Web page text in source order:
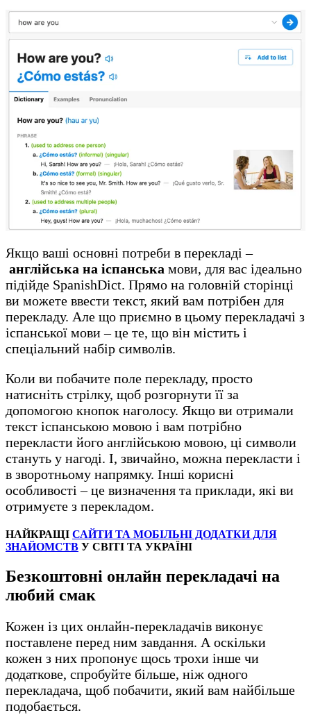
Якщо ваші основні потреби в перекладі –
англійська на іспанська мови, для вас ідеально
підійде SpanishDict. Прямо на головній сторінці
ви можете ввести текст, який вам потрібен для
перекладу. Але що приємно в цьому перекладачі з
іспанської мови – це те, що він містить і
спеціальний набір символів.
Коли ви побачите поле перекладу, просто
натисніть стрілку, щоб розгорнути її за
допомогою кнопок наголосу. Якщо ви отримали
текст іспанською мовою і вам потрібно
перекласти його англійською мовою, ці символи
стануть у нагоді. І, звичайно, можна перекласти і
в зворотньому напрямку. Інші корисні
особливості – це визначення та приклади, які ви
отримуєте з перекладом.
НАЙКРАЩІ САЙТИ ТА МОБІЛЬНІ ДОДАТКИ ДЛЯ
ЗНАЙОМСТВ У СВІТІ ТА УКРАЇНІ
Безкоштовні онлайн перекладачі на
любий смак
Кожен із цих онлайн-перекладачів виконує
поставлене перед ним завдання. А оскільки
кожен з них пропонує щось трохи інше чи
додаткове, спробуйте більше, ніж одного
перекладача, щоб побачити, який вам найбільше
подобається.